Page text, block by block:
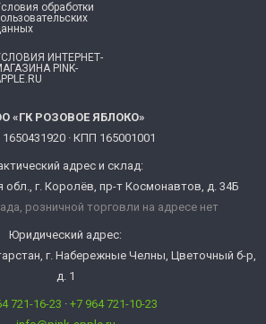
обработки
ИНТЕРНЕТ-
PINK-
«ГК РОЗОВОЕ ЯБЛОКО»
· КПП 165001001
адрес и склад:
обл., г. Королёв, пр-т Космонавтов, д. 34Б
розничной торговли на адресе нет
Юридический адрес:
г. Набережные Челны, Цветочный б-р,
д. 1
721-16-23 · +7 964 721-10-23